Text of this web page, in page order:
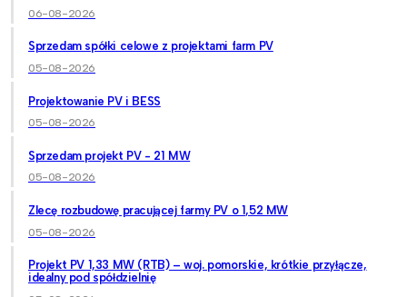
06-08-2026
Sprzedam spółki celowe z projektami farm PV
05-08-2026
Projektowanie PV i BESS
05-08-2026
Sprzedam projekt PV - 21 MW
05-08-2026
Zlecę rozbudowę pracującej farmy PV o 1,52 MW
05-08-2026
Projekt PV 1,33 MW (RTB) – woj. pomorskie, krótkie przyłącze,
idealny pod spółdzielnię